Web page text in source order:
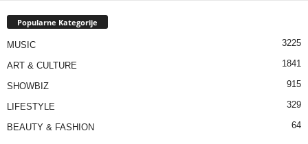
Popularne Kategorije
MUSIC 3225
ART & CULTURE 1841
SHOWBIZ 915
LIFESTYLE 329
BEAUTY & FASHION 64